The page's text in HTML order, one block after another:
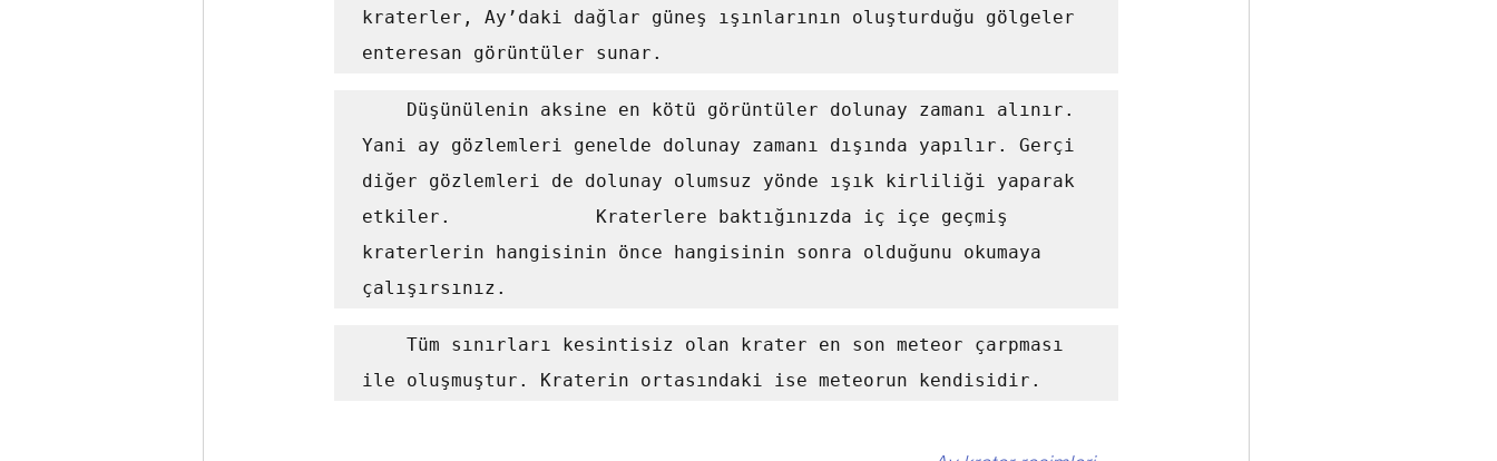
kraterler, Ay’daki dağlar güneş ışınlarının oluşturduğu gölgeler
enteresan görüntüler sunar.
Yani ay gözlemleri genelde dolunay zamanı dışında yapılır. Gerçi
diğer gözlemleri de dolunay olumsuz yönde ışık kirliliği yaparak
etkiler.             Kraterlere baktığınızda iç içe geçmiş
kraterlerin hangisinin önce hangisinin sonra olduğunu okumaya
çalışırsınız.
ile oluşmuştur. Kraterin ortasındaki ise meteorun kendisidir.